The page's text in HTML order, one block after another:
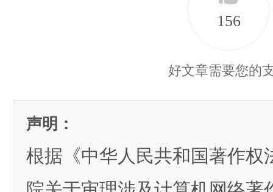
156
好文章需要您的
声明：
根据《中华人民共和国著作权